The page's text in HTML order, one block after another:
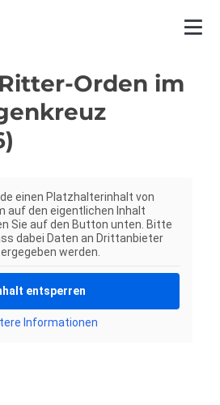
Orden im
einen Platzhalterinhalt von
auf den eigentlichen Inhalt
Sie auf den Button unten. Bitte
dabei Daten an Drittanbieter
werden.
entsperren
Informationen